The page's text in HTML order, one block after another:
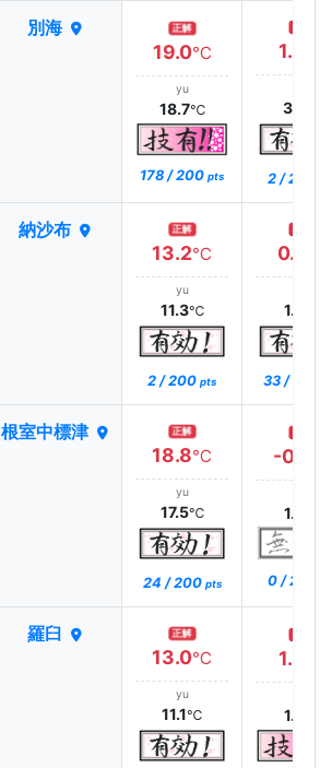
別海 正解
19.0℃
yu
18.7℃
178 / 200 pts
1.4
3.3
2 / 200
納沙布 正解
13.2℃
yu
11.3℃
2 / 200 pts
0.6
1.8
33 / 200
根室中標津 正解
18.8℃
yu
17.5℃
24 / 200 pts
-0.5
1.8
0 / 200
羅臼 正解
13.0℃
yu
11.1℃
1.3
1.2